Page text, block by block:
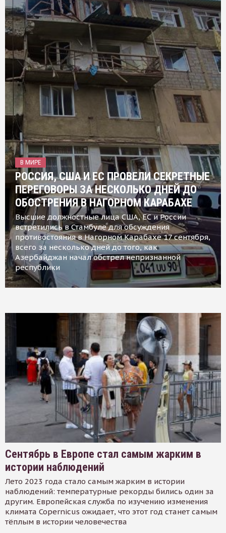
В МИРЕ
РОССИЯ, США И ЕС ПРОВЕЛИ СЕКРЕТНЫЕ
ПЕРЕГОВОРЫ ЗА НЕСКОЛЬКО ДНЕЙ ДО
ОБОСТРЕНИЯ В НАГОРНОМ КАРАБАХЕ
Высшие должностные лица США, ЕС и России
встретились в Стамбуле для обсуждения
противостояния в Нагорном Карабахе 17 сентября,
всего за несколько дней до того, как
Азербайджан начал обстрел непризнанной
республики
Сентябрь в Европе стал самым жарким в
истории наблюдений
Лето 2023 года стало самым жарким в истории
наблюдений: температурные рекорды бились один за
другим. Европейская служба по изучению изменения
климата Copernicus ожидает, что этот год станет самым
тёплым в истории человечества